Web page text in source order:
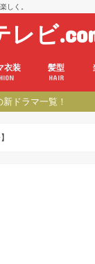
しく。
レビ
衣装 髪型
HAIR
新ドラマ一覧！